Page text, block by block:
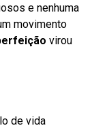
e nenhuma
movimento
virou
de vida